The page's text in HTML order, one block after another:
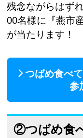
残念ながらはず
00名様に『燕市
が当たります！
つばめ食べ
参
②つばめ食